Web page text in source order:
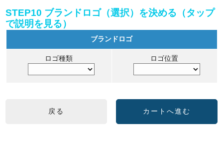
STEP10 ブランドロゴ（選択）を決める（タップ
で説明を見る）
ブランドロゴ
ロゴ種類 ロゴ位置